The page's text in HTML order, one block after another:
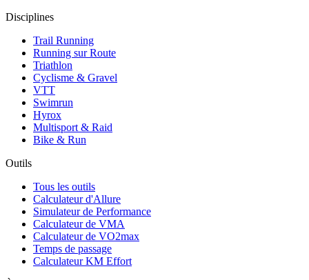
Disciplines
Trail Running
Running sur Route
Triathlon
Cyclisme & Gravel
VTT
Swimrun
Hyrox
Multisport & Raid
Bike & Run
Outils
Tous les outils
Calculateur d'Allure
Simulateur de Performance
Calculateur de VMA
Calculateur de VO2max
Temps de passage
Calculateur KM Effort